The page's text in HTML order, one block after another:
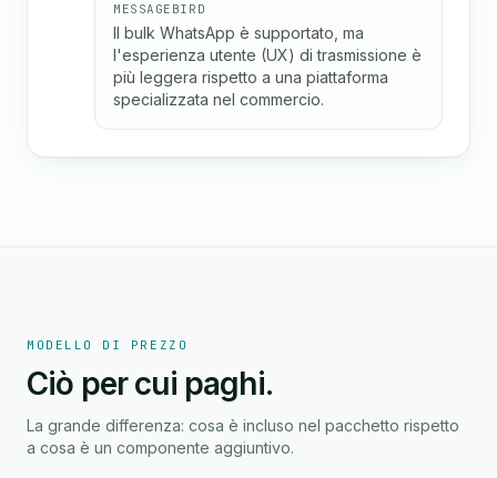
MESSAGEBIRD
Il bulk WhatsApp è supportato, ma
l'esperienza utente (UX) di trasmissione è
più leggera rispetto a una piattaforma
specializzata nel commercio.
MODELLO DI PREZZO
Ciò per cui paghi.
La grande differenza: cosa è incluso nel pacchetto rispetto
a cosa è un componente aggiuntivo.